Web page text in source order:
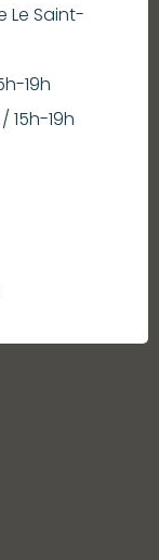
Le Saint-
19h
15h-19h